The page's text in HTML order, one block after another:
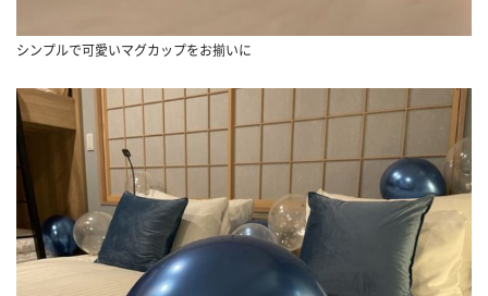
シンプルで可愛いマグカップをお揃いに